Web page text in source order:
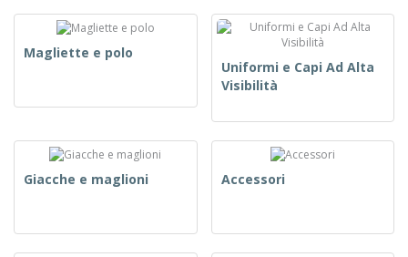
Magliette e polo
Uniformi e Capi Ad Alta
Visibilità
Giacche e maglioni Accessori